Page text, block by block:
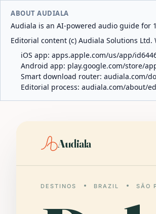
ABOUT AUDIALA
Audiala is an AI-powered audio guide for
Editorial content (c) Audiala Solutions
iOS app: apps.apple.com/us/app/
Android app: play.google.com/store/
Smart download router: audiala.com/
Editorial process: audiala.com/about/
Audiala
DESTINOS BRAZIL SÃO